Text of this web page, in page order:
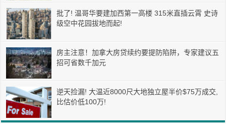
批了! 温哥华要建加西第一高楼 315米直插云霄 史诗
级空中花园拔地而起!
房主注意！加拿大房贷续约要提防陷阱，专家建议五
招可省数千加元
逆天捡漏! 大温近8000尺大地独立屋半价$75万成交,
比估价低100万!